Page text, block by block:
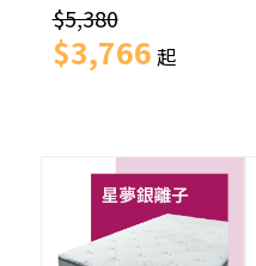
$5,380
$3,766 起